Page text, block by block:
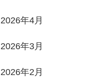
2026年4月
2026年3月
2026年2月